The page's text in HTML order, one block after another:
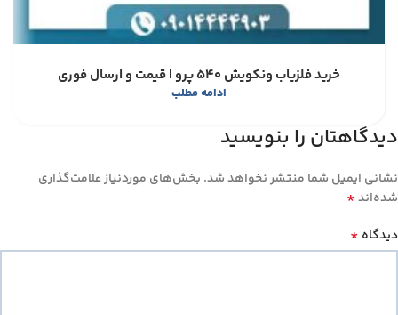
خرید فلزیاب ونکویش 540 پرو | قیمت و ارسال فوری
ادامه مطلب
دیدگاهتان را بنویسید
نشانی ایمیل شما منتشر نخواهد شد. بخش‌های موردنیاز علامت‌گذاری
شده‌اند*
دیدگاه *